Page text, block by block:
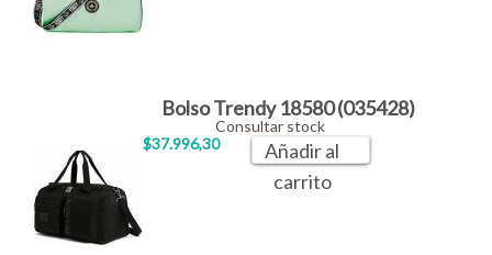
Bolso Trendy 18580 (035428)
$37.996,30
Consultar stock
Añadir al
carrito